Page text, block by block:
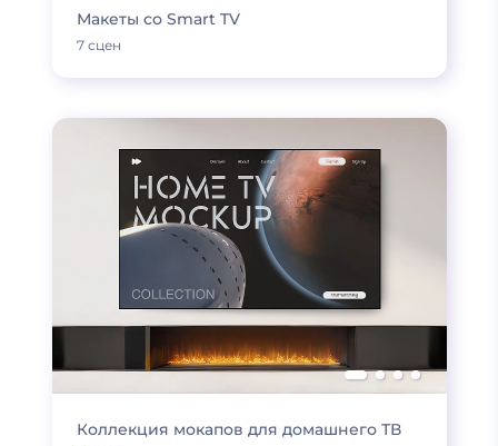
Макеты со Smart TV
7 сцен
Коллекция мокапов для домашнего ТВ